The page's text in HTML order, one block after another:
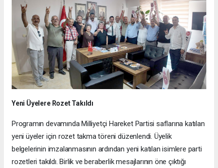
Yeni Üyelere Rozet Takıldı
Programın devamında Milliyetçi Hareket Partisi saflarına katılan
yeni üyeler için rozet takma töreni düzenlendi. Üyelik
belgelerinin imzalanmasının ardından yeni katılan isimlere parti
rozetleri takıldı. Birlik ve beraberlik mesajlarının öne çıktığı